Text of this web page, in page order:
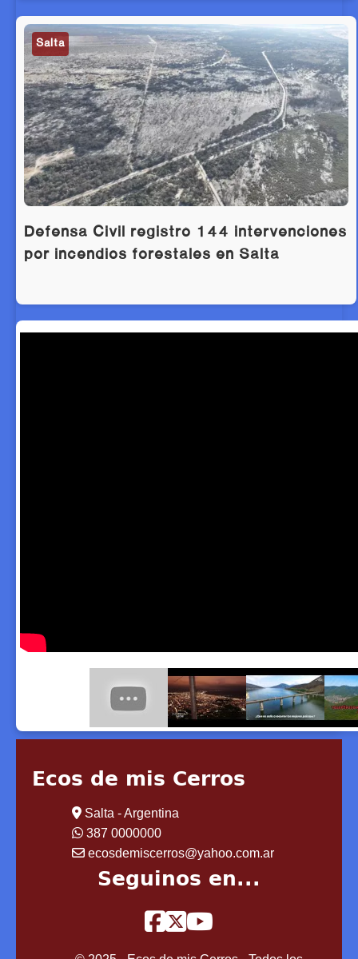
Salta
Defensa Civil registró 144 intervenciones
por incendios forestales en Salta
Ecos de mis Cerros
Salta - Argentina
387 0000000
ecosdemiscerros@yahoo.com.ar
Seguinos en...